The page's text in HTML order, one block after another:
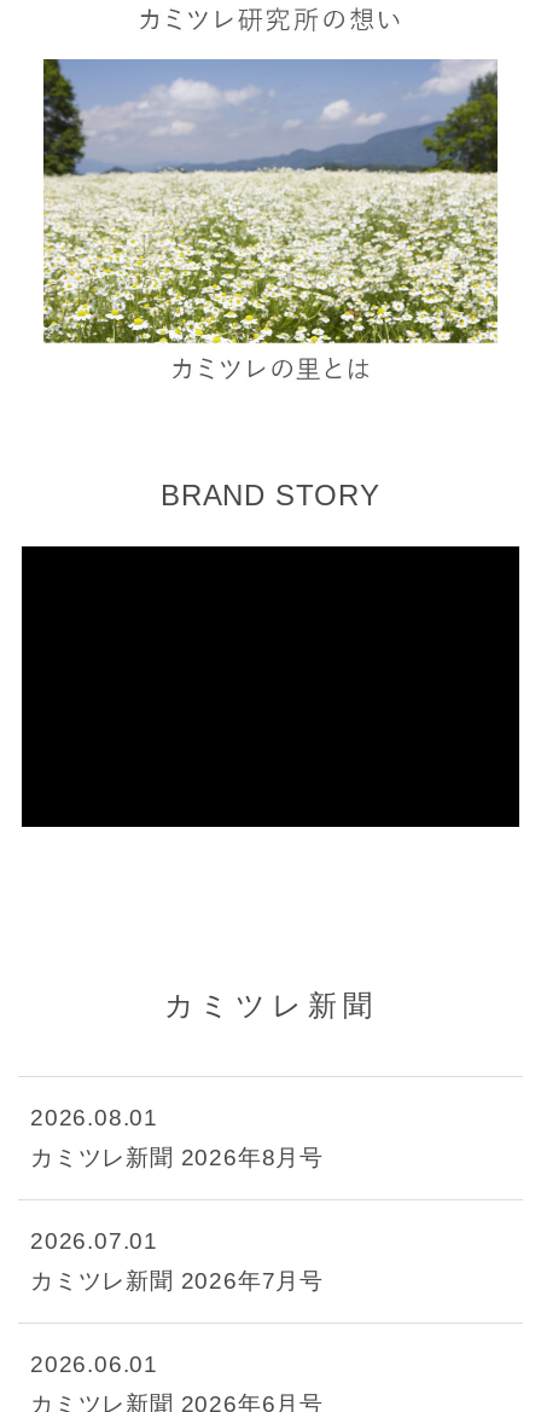
BRAND STORY
カミツレ新聞
2026.08.01
カミツレ新聞 2026年8月号
2026.07.01
カミツレ新聞 2026年7月号
2026.06.01
カミツレ新聞 2026年6月号